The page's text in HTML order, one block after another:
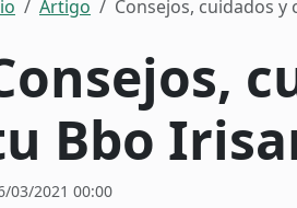
Artigo Consejos, cuidados
Bbo
03/2021 00:00